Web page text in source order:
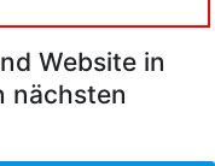
Website in
nächsten